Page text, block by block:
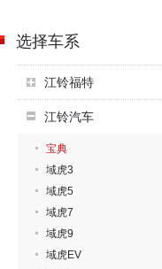
选择车系
江铃福特
江铃汽车
宝典
域虎3
域虎5
域虎7
域虎9
域虎EV